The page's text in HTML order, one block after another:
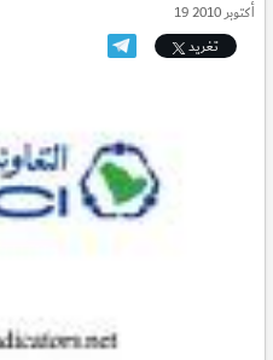
19 أكتوبر 2010
تغريد